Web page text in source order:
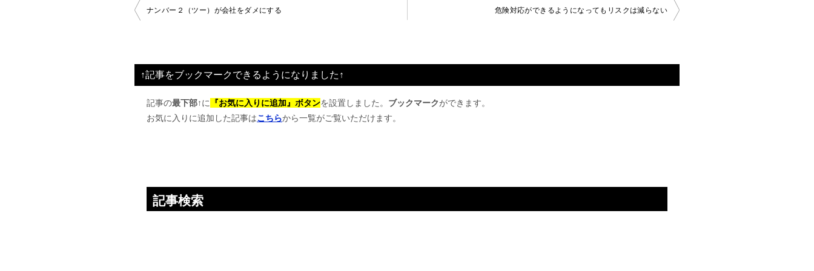
投
ビ
ゲ
ー
シ
ナンバー２（ツー）が会社をダメにする 危険対応ができるようになってもリスクは減らない
↑記事をブックマークできるようになりました↑
記事の最下部↑に 『お気に入りに追加』ボタンを設置しました。 ブックマークができます。
お気に入りに追加した記事はこちらから一覧がご覧いただけます。
記事検索